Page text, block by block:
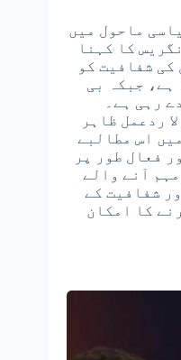
ماحول میں
کا کہنا
کی شفافیت کو
ہے، جبکہ بی
رہی ہے۔
ردعمل ظاہر
اس مطالبے
فعال طور پر
آنے والے
شفافیت کے
کا امکان